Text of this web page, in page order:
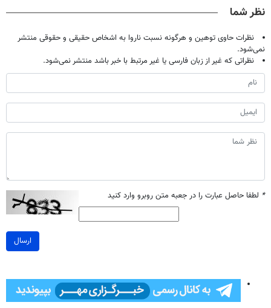
نظر شما
نظرات حاوی توهین و هرگونه نسبت ناروا به اشخاص حقیقی و حقوقی منتشر
نمی‌شود.
نظراتی که غیر از زبان فارسی یا غیر مرتبط با خبر باشد منتشر نمی‌شود.
* لطفا حاصل عبارت را در جعبه متن روبرو وارد کنید
ارسال